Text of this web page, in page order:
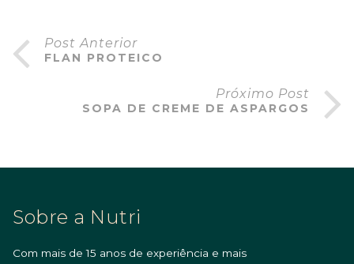
Post Anterior
FLAN PROTEICO
Próximo Post
SOPA DE CREME DE ASPARGOS
Sobre a Nutri
Com mais de 15 anos de experiência e mais